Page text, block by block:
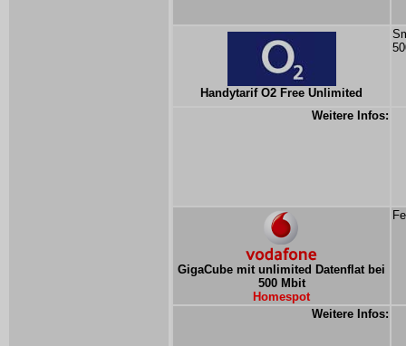
Handytarif O2 Free Unlimited
Weitere Infos:
GigaCube mit unlimited Datenflat bei
500 Mbit
Homespot
Weitere Infos: